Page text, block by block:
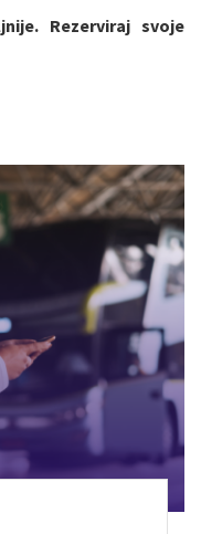
Rezerviraj svoje